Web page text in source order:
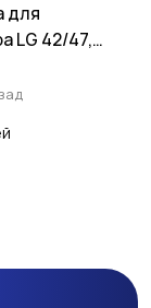
для
LG 42/47,